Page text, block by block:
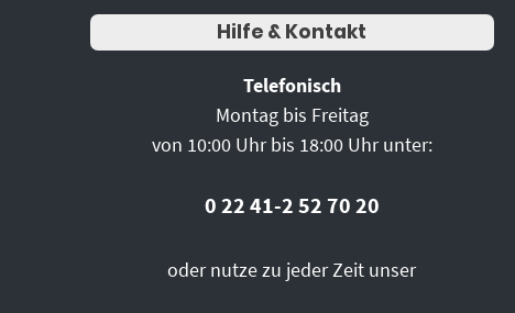
Hilfe & Kontakt
Telefonisch
Montag bis Freitag
von 10:00 Uhr bis 18:00 Uhr unter:
0 22 41-2 52 70 20
oder nutze zu jeder Zeit unser